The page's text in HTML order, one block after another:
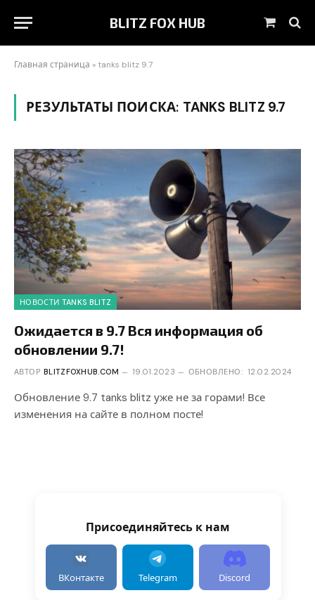
BLITZ FOX HUB Корзина
Главная страница » tanks blitz 9.7
РЕЗУЛЬТАТЫ ПОИСКА: TANKS BLITZ 9.7
НОВОСТИ TANKS BLITZ
Ожидается в 9.7 Вся информация об
обновлении 9.7!
АВТОР BLITZFOXHUB.COM 19.01.2023 ОБНОВЛЕНО: 12.02.2024
Обновление 9.7 tanks blitz уже не за горами! Все
изменения на сайте в полном посте!
Присоединяйтесь к нам
ВКонтакте Telegram Discord